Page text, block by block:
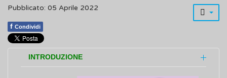
Pubblicato: 05 Aprile 2022
f Condividi
INTRODUZIONE